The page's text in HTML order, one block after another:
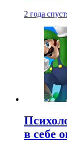
2 года
в себе